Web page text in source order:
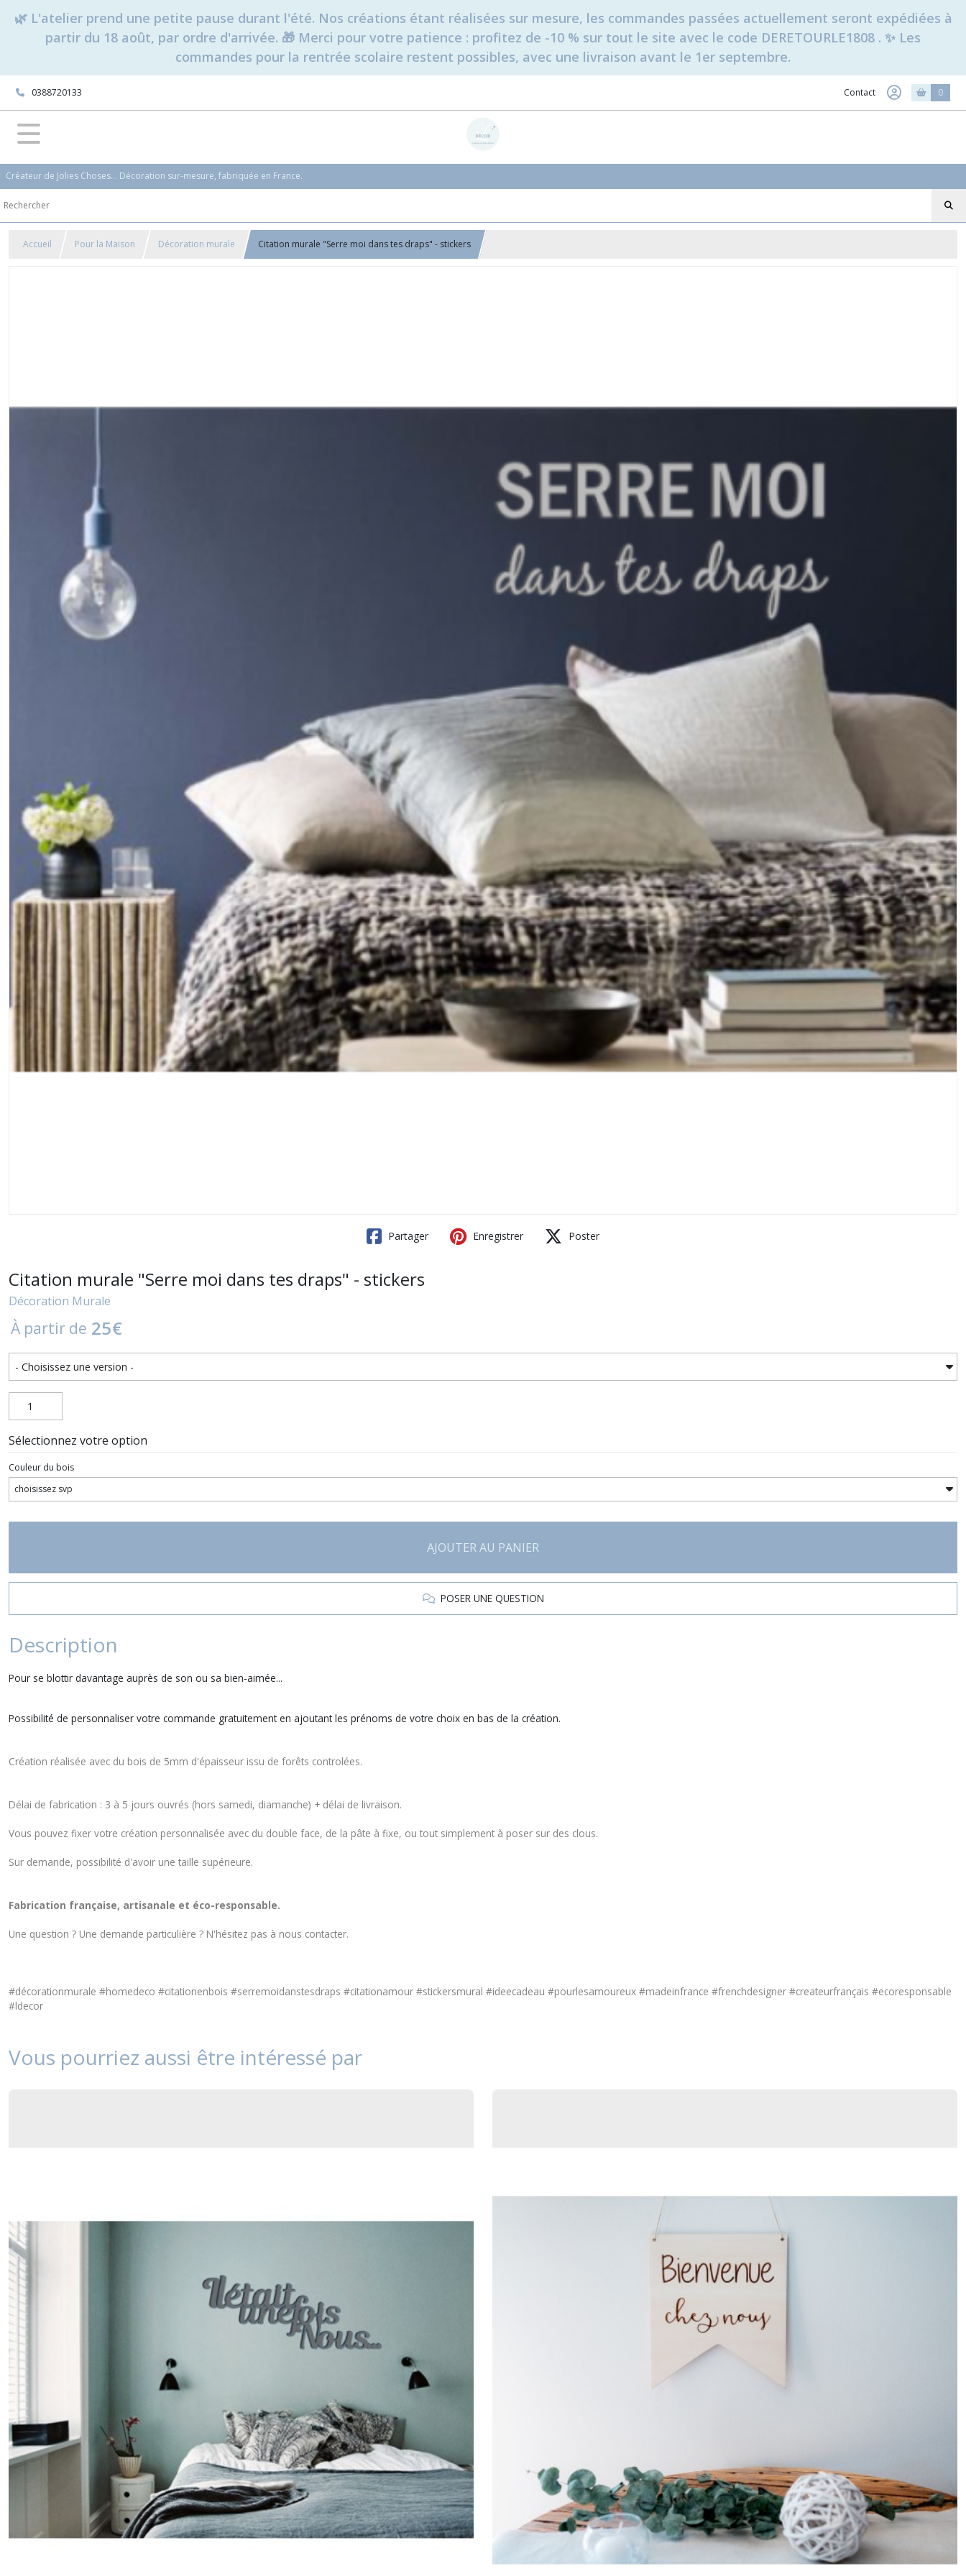
🌿 L'atelier prend une petite pause durant l'été. Nos créations étant réalisées sur mesure, les commandes passées actuellement seront expédiées à
partir du 18 août, par ordre d'arrivée. 🎁 Merci pour votre patience : profitez de -10 % sur tout le site avec le code DERETOURLE1808 . ✨ Les
commandes pour la rentrée scolaire restent possibles, avec une livraison avant le 1er septembre.
0388720133 Contact 0
Créateur de Jolies Choses... Décoration sur-mesure, fabriquée en France.
Accueil Pour la Maison Décoration murale Citation murale "Serre moi dans tes draps" - stickers
Partager Enregistrer Poster
Citation murale "Serre moi dans tes draps" - stickers
Décoration Murale
À partir de 25€
Sélectionnez votre option
Couleur du bois
AJOUTER AU PANIER
POSER UNE QUESTION
Description
Pour se blottir davantage auprès de son ou sa bien-aimée...
Possibilité de personnaliser votre commande gratuitement en ajoutant les prénoms de votre choix en bas de la création.
Création réalisée avec du bois de 5mm d'épaisseur issu de forêts controlées.
Délai de fabrication : 3 à 5 jours ouvrés (hors samedi, diamanche) + délai de livraison.
Vous pouvez fixer votre création personnalisée avec du double face, de la pâte à fixe, ou tout simplement à poser sur des clous.
Sur demande, possibilité d'avoir une taille supérieure.
Fabrication française, artisanale et éco-responsable.
Une question ? Une demande particulière ? N'hésitez pas à nous contacter.
#décorationmurale #homedeco #citationenbois #serremoidanstesdraps #citationamour #stickersmural #ideecadeau #pourlesamoureux #madeinfrance #frenchdesigner #createurfrançais #ecoresponsable
#ldecor
Vous pourriez aussi être intéressé par